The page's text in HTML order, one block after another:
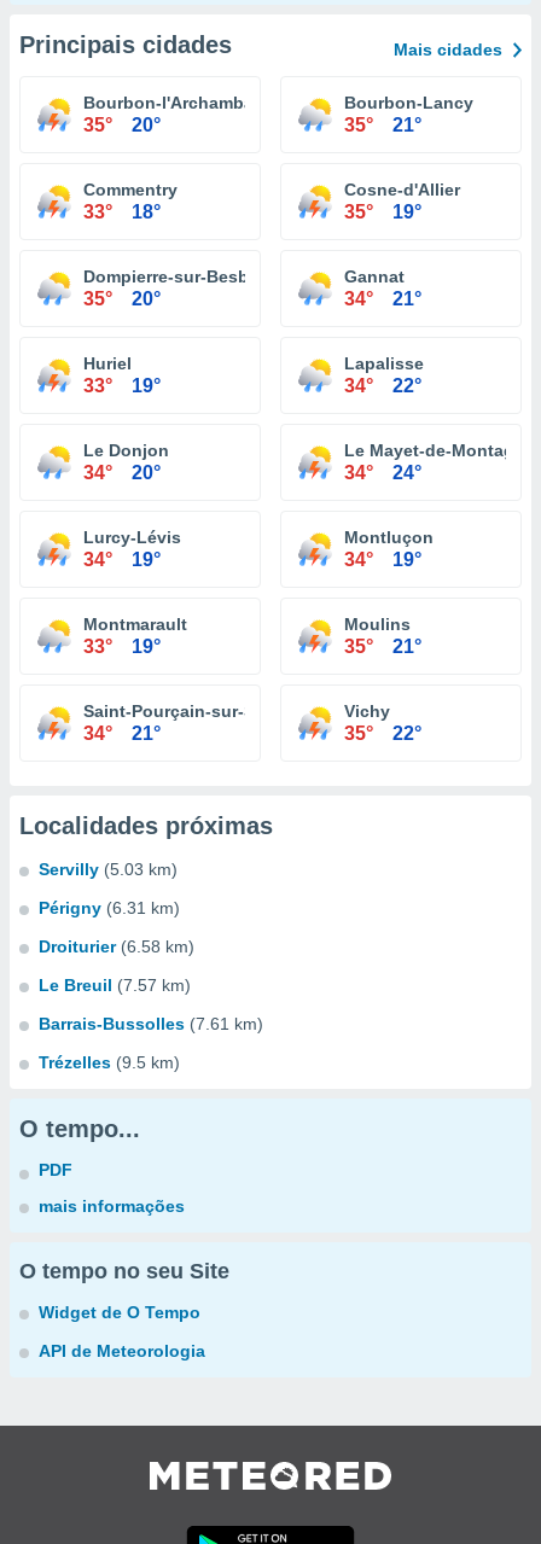
Principais cidades Mais cidades
Bourbon-l'Archambault
35° 20°
Bourbon-Lancy
35° 21°
Commentry
33° 18°
Cosne-d'Allier
35° 19°
Dompierre-sur-Besbre
35° 20°
Gannat
34° 21°
Huriel
33° 19°
Lapalisse
34° 22°
Le Donjon
34° 20°
Le Mayet-de-Montagne
34° 24°
Lurcy-Lévis
34° 19°
Montluçon
34° 19°
Montmarault
33° 19°
Moulins
35° 21°
Saint-Pourçain-sur-Sioule
34° 21°
Vichy
35° 22°
Localidades próximas
Servilly (5.03 km)
Périgny (6.31 km)
Droiturier (6.58 km)
Le Breuil (7.57 km)
Barrais-Bussolles (7.61 km)
Trézelles (9.5 km)
O tempo...
PDF
mais informações
O tempo no seu Site
Widget de O Tempo
API de Meteorologia